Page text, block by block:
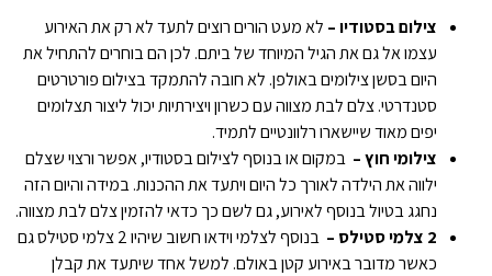
צילום בסטודיו – לא מעט הורים רוצים לתעד לא רק את האירוע
עצמו אל גם את הגיל המיוחד של ביתם. לכן הם בוחרים להתחיל את
היום בסשן צילומים באולפן. לא חובה להתמקד בצילום פורטרטים
סטנדרטי. צלם לבת מצווה עם כשרון ויצירתיות יכול ליצור תצלומים
יפים מאוד שיישארו רלוונטיים לתמיד.
צילומי חוץ – במקום או בנוסף לצילום בסטודיו, אפשר ורצוי שצלם
ילווה את הילדה לאורך כל היום ויתעד את ההכנות. במידה והיום הזה
נחגג בטיול בנוסף לאירוע, גם לשם כך כדאי להזמין צלם לבת מצווה.
2 צלמי סטילס –
בנוסף לצלמי וידאו חשוב שיהיו 2 צלמי סטילס גם
כאשר מדובר באירוע קטן באולם. למשל אחד שיתעד את קבלן